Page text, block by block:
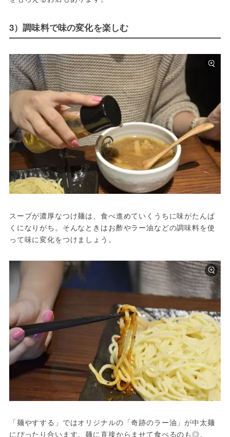
3）調味料で味の変化を楽しむ
スープが濃厚なつけ麺は、食べ進めていくうちに味がたんぱ
くになりがち。そんなときはお酢やラー油などの調味料を使
って味に変化をつけましょう。
「麺やすする」ではオリジナルの「奇跡のラー油」が中太麺
にぴったり合います。麺に直接からませて食べるのも◎。